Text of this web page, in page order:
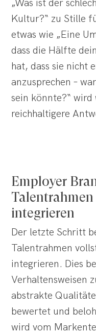
„Was ist der
Kultur?“ zu Stille
etwas wie „Eine
dass die Hälfte
hat, dass sie nicht
anzusprechen –
sein könnte?“ wird
reichhaltigere
Employer
integrieren
Der letzte Schritt
Talentrahmen
integrieren. Dies
Verhaltensweisen
abstrakte
bewertet und
wird vom